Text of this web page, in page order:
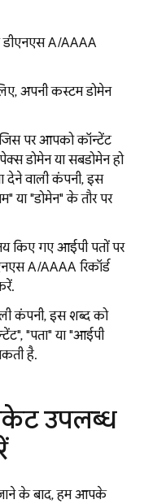
डीएनएस A/AAAA
अपनी कस्टम डोमेन
जिस पर आपको कॉन्टेंट
डोमेन या सबडोमेन हो
देने वाली कंपनी, इस
या "डोमेन" के तौर पर
किए गए आईपी पतों पर
A/AAAA रिकॉर्ड
कंपनी, इस शब्द को
"पता" या "आईपी
है.
उपलब्ध
जाने के बाद, हम आपके